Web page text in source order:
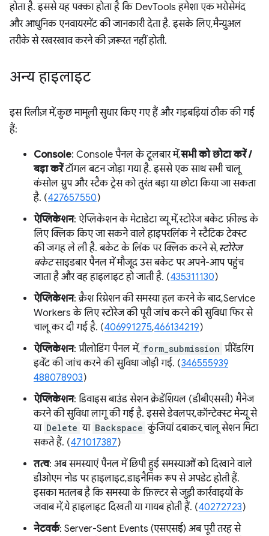
होता है. इससे यह पक्का होता है कि DevTools हमेशा एक भरोसेमंद
और आधुनिक एनवायरमेंट की जानकारी देता है. इसके लिए, मैन्युअल
तरीके से रखरखाव करने की ज़रूरत नहीं होती.
अन्य हाइलाइट
इस रिलीज़ में, कुछ मामूली सुधार किए गए हैं और गड़बड़ियां ठीक की गई
हैं:
Console: Console पैनल के टूलबार में,सभी को छोटा करें /
बड़ा करेंटॉगल बटन जोड़ा गया है. इससे एक साथ सभी चालू
कंसोल ग्रुप और स्टैक ट्रेस को तुरंत बड़ा या छोटा किया जा सकता
है. (427657550)
ऐप्लिकेशन: ऐप्लिकेशन के मेटाडेटा व्यू में, स्टोरेज बकेट फ़ील्ड के
लिए क्लिक किए जा सकने वाले हाइपरलिंक ने स्टैटिक टेक्स्ट
की जगह ले ली है. बकेट के लिंक पर क्लिक करने से,स्टोरेज
बकेटसाइडबार पैनल में मौजूद उस बकेट पर अपने-आप पहुंच
जाता है और वह हाइलाइट हो जाती है. (435311130)
ऐप्लिकेशन: क्रैश रिग्रेशन की समस्या हल करने के बाद, Service
Workers के लिए स्टोरेज की पूरी जांच करने की सुविधा फिर से
चालू कर दी गई है. (406991275,466134219)
ऐप्लिकेशन: प्रीलोडिंग पैनल में, form_submission प्रीरेंडरिंग
इवेंट की जांच करने की सुविधा जोड़ी गई. (346555939
488078903)
ऐप्लिकेशन: डिवाइस बाउंड सेशन क्रेडेंशियल (डीबीएससी) मैनेज
करने की सुविधा लागू की गई है. इससे डेवलपर, कॉन्टेक्स्ट मेन्यू से
या Delete या Backspace कुंजियां दबाकर, चालू सेशन मिटा
सकते हैं. (471017387)
तत्व: अब समस्याएं पैनल में छिपी हुई समस्याओं को दिखाने वाले
डीओएम नोड पर हाइलाइट, डाइनैमिक रूप से अपडेट होती हैं.
इसका मतलब है कि समस्या के फ़िल्टर से जुड़ी कार्रवाइयों के
जवाब में, ये हाइलाइट दिखती या गायब होती हैं. (40272723)
नेटवर्क: Server-Sent Events (एसएसई) अब पूरी तरह से